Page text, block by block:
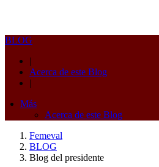
BLOG
|
Acerca de este Blog
|
Más
Acerca de este Blog
Femeval
BLOG
Blog del presidente